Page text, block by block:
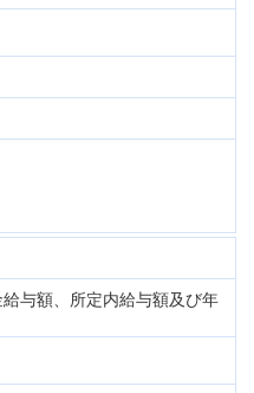
与額、所定内給与額及び年